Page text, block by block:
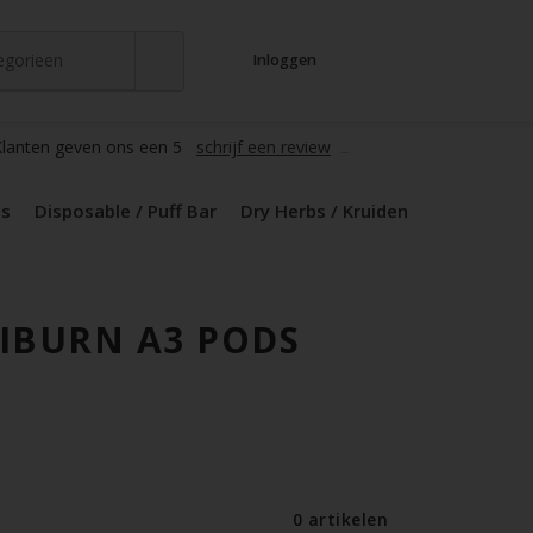
Inloggen
geven ons een 5 schrijf een review
Disposable / Puff Bar Dry Herbs / Kruiden
A3 PODS
0 artikelen